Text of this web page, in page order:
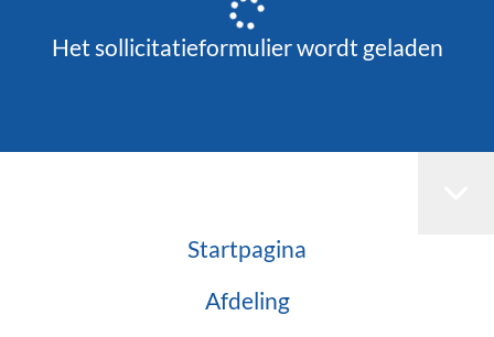
Het sollicitatieformulier wordt geladen
Startpagina
Afdeling